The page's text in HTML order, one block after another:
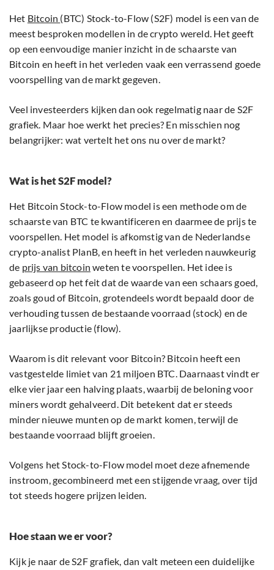
Het Bitcoin (BTC) Stock-to-Flow (S2F) model is een van de
meest besproken modellen in de crypto wereld. Het geeft
op een eenvoudige manier inzicht in de schaarste van
Bitcoin en heeft in het verleden vaak een verrassend goede
voorspelling van de markt gegeven.
Veel investeerders kijken dan ook regelmatig naar de S2F
grafiek. Maar hoe werkt het precies? En misschien nog
belangrijker: wat vertelt het ons nu over de markt?
Wat is het S2F model?
Het Bitcoin Stock-to-Flow model is een methode om de
schaarste van BTC te kwantificeren en daarmee de prijs te
voorspellen. Het model is afkomstig van de Nederlandse
crypto-analist PlanB, en heeft in het verleden nauwkeurig
de prijs van bitcoin weten te voorspellen. Het idee is
gebaseerd op het feit dat de waarde van een schaars goed,
zoals goud of Bitcoin, grotendeels wordt bepaald door de
verhouding tussen de bestaande voorraad (stock) en de
jaarlijkse productie (flow).
Waarom is dit relevant voor Bitcoin? Bitcoin heeft een
vastgestelde limiet van 21 miljoen BTC. Daarnaast vindt er
elke vier jaar een halving plaats, waarbij de beloning voor
miners wordt gehalveerd. Dit betekent dat er steeds
minder nieuwe munten op de markt komen, terwijl de
bestaande voorraad blijft groeien.
Volgens het Stock-to-Flow model moet deze afnemende
instroom, gecombineerd met een stijgende vraag, over tijd
tot steeds hogere prijzen leiden.
Hoe staan we er voor?
Kijk je naar de S2F grafiek, dan valt meteen een duidelijke